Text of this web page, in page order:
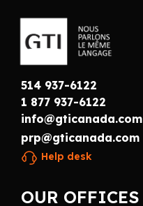
514 937-6122
1 877 937-6122
info@gticanada.com
prp@gticanada.com
Help desk
OUR OFFICES